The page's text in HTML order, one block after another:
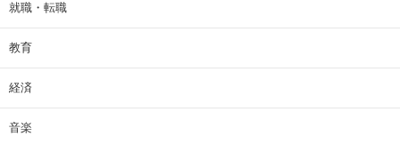
就職・転職
教育
経済
音楽